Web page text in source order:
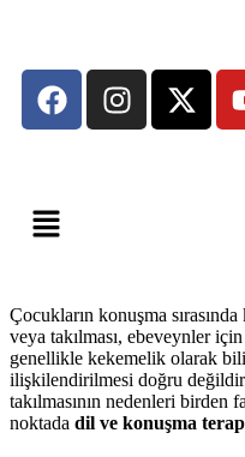
Çocukların konuşma
veya takılması, ebeveynler
genellikle kekemelik olarak
ilişkilendirilmesi doğru
takılmasının nedenleri birden
noktada dil ve konuşma